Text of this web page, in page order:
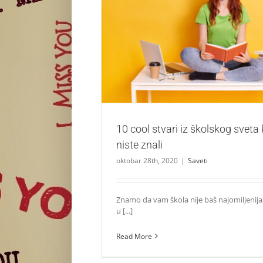
10 cool stvari iz školskog sveta koje
Saveti
10 cool stvari iz školskog sveta
niste znali
oktobar 28th, 2020 | Saveti
Znamo da vam škola nije baš
u [...]
Read More